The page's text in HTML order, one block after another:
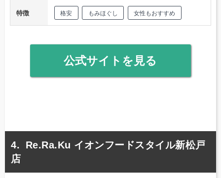
特徴 格安 もみほぐし 女性もおすすめ
公式サイトを見る
Re.Ra.Ku イオンフードスタイル新松戸
店